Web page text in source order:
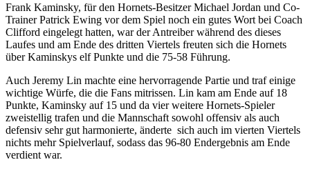
Frank Kaminsky, für den Hornets-Besitzer Michael Jordan und Co-
Trainer Patrick Ewing vor dem Spiel noch ein gutes Wort bei Coach
Clifford eingelegt hatten, war der Antreiber während des dieses
Laufes und am Ende des dritten Viertels freuten sich die Hornets
über Kaminskys elf Punkte und die 75-58 Führung.
Auch Jeremy Lin machte eine hervorragende Partie und traf einige
wichtige Würfe, die die Fans mitrissen. Lin kam am Ende auf 18
Punkte, Kaminsky auf 15 und da vier weitere Hornets-Spieler
zweistellig trafen und die Mannschaft sowohl offensiv als auch
defensiv sehr gut harmonierte, änderte sich auch im vierten Viertels
nichts mehr Spielverlauf, sodass das 96-80 Endergebnis am Ende
verdient war.